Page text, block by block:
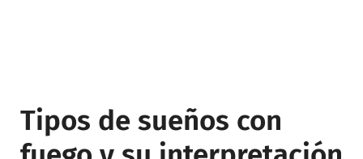
Tipos de sueños con